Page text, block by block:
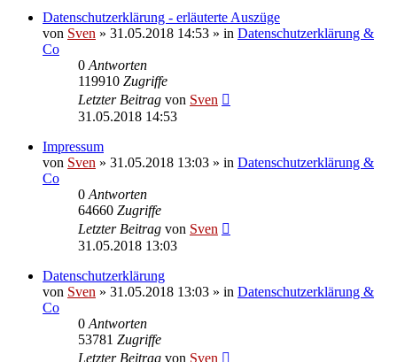
Datenschutzerklärung - erläuterte Auszüge
von Sven » 31.05.2018 14:53 » in Datenschutzerklärung &
Co
0 Antworten
119910 Zugriffe
Letzter Beitrag von Sven
31.05.2018 14:53
Impressum
von Sven » 31.05.2018 13:03 » in Datenschutzerklärung &
Co
0 Antworten
64660 Zugriffe
Letzter Beitrag von Sven
31.05.2018 13:03
Datenschutzerklärung
von Sven » 31.05.2018 13:03 » in Datenschutzerklärung &
Co
0 Antworten
53781 Zugriffe
Letzter Beitrag von Sven